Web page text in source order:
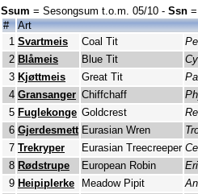
Ssum = Sesongsum t.o.m. 05/10 - Ssn
#
Art
1 Svartmeis Coal Tit
2 Blåmeis Blue Tit
3 Kjøttmeis Great Tit
4 Gransanger Chiffchaff
5 Fuglekonge Goldcrest
6 Gjerdesmett Eurasian Wren
7 Trekryper Eurasian Treecreeper
8 Rødstrupe European Robin
9 Heipiplerke Meadow Pipit